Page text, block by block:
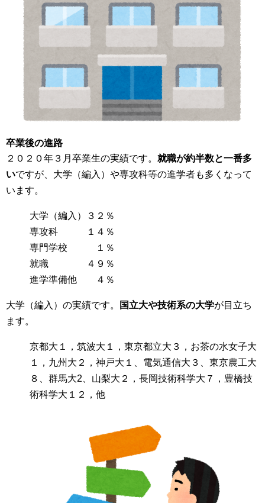
卒業後の進路
２０２０年３月卒業生の実績です。 就職が約半数と一番多
いですが、大学（編入）や専攻科等の進学者も多くなって
います。
大学（編入）３２％
専攻科 １４％
専門学校 １％
就職 ４９％
進学準備他 ４％
大学（編入）の実績です。 国立大や技術系の大学が目立ち
ます。
京都大１，筑波大１，東京都立大３，お茶の水女子大
１，九州大２，神戸大１、電気通信大３、東京農工大
８、群馬大2、山梨大２，長岡技術科学大７，豊橋技
術科学大１２，他